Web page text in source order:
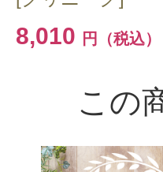
8,010 円（税込）
この